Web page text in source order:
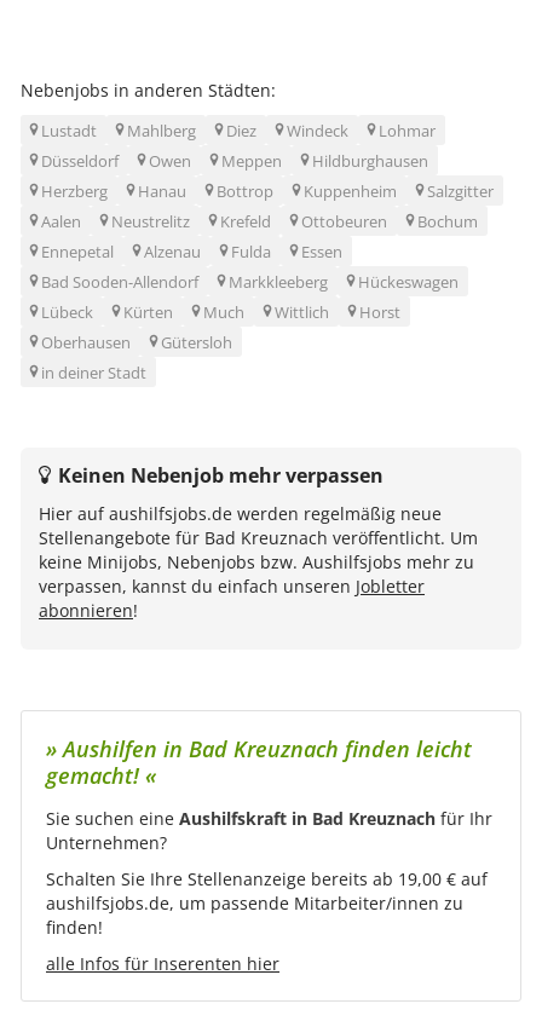
Nebenjobs in anderen Städten:
Lustadt Mahlberg Diez Windeck
Lohmar
Düsseldorf
Owen Meppen
Hildburghausen
Herzberg
Hanau Bottrop Kuppenheim
Salzgitter
Aalen
Neustrelitz Krefeld Ottobeuren
Bochum
Ennepetal
Alzenau Fulda
Essen
Bad Sooden-Allendorf
Markkleeberg
Hückeswagen
Lübeck
Kürten Much Wittlich
Horst
Oberhausen
Gütersloh
in deiner Stadt
Keinen Nebenjob mehr verpassen
Hier auf aushilfsjobs.de werden regelmäßig neue
Stellenangebote für Bad Kreuznach veröffentlicht. Um
keine Minijobs, Nebenjobs bzw. Aushilfsjobs mehr zu
verpassen, kannst du einfach unseren Jobletter
abonnieren!
» Aushilfen in Bad Kreuznach finden leicht
gemacht! «
Sie suchen eine Aushilfskraft in Bad Kreuznach für Ihr
Unternehmen?
Schalten Sie Ihre Stellenanzeige bereits ab 19,00 € auf
aushilfsjobs.de, um passende Mitarbeiter/innen zu
finden!
alle Infos für Inserenten hier